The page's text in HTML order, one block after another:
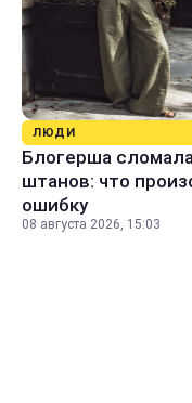
ЛЮДИ
Блогерша
штанов: что
ошибку
08 августа 2026, 15:03